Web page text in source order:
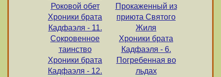
Роковой обет
Хроники брата
Кадфаэля - 11.
Сокровенное
таинство
Хроники брата
Кадфаэля - 12.
Прокаженный из
приюта Святого
Жиля
Хроники брата
Кадфаэля - 6.
Погребенная во
льдах